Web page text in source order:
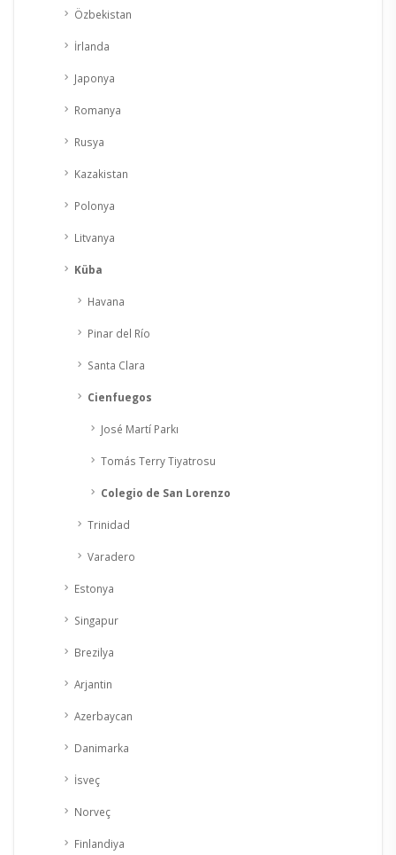
Özbekistan
İrlanda
Japonya
Romanya
Rusya
Kazakistan
Polonya
Litvanya
Küba
Havana
Pinar del Río
Santa Clara
Cienfuegos
José Martí Parkı
Tomás Terry Tiyatrosu
Colegio de San Lorenzo
Trinidad
Varadero
Estonya
Singapur
Brezilya
Arjantin
Azerbaycan
Danimarka
İsveç
Norveç
Finlandiya